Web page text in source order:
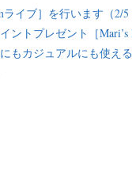
ライブ］を行います（2/5
ントプレゼント［Mari’s
もカジュアルにも使え